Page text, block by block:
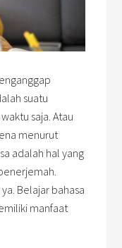
suatu
saja. Atau
menurut
adalah hal yang
Belajar bahasa
manfaat